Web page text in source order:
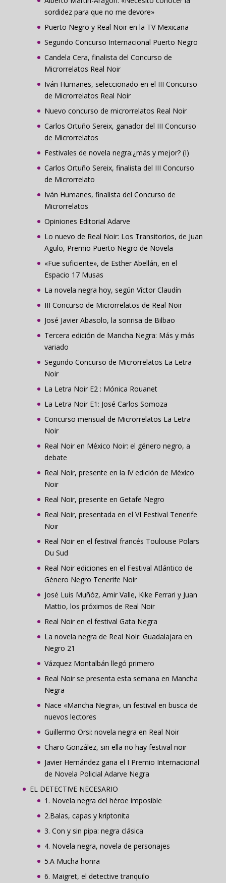
sordidez para que no me devore»
Puerto Negro y Real Noir en la TV Mexicana
Segundo Concurso Internacional Puerto Negro
Candela Cera, finalista del Concurso de
Microrrelatos Real Noir
Iván Humanes, seleccionado en el III Concurso
de Microrrelatos Real Noir
Nuevo concurso de microrrelatos Real Noir
Carlos Ortuño Sereix, ganador del III Concurso
de Microrrelatos
Festivales de novela negra:¿más y mejor? (I)
Carlos Ortuño Sereix, finalista del III Concurso
de Microrrelato
Iván Humanes, finalista del Concurso de
Microrrelatos
Opiniones Editorial Adarve
Lo nuevo de Real Noir: Los Transitorios, de Juan
Agulo, Premio Puerto Negro de Novela
«Fue suficiente», de Esther Abellán, en el
Espacio 17 Musas
La novela negra hoy, según Víctor Claudín
III Concurso de Microrrelatos de Real Noir
José Javier Abasolo, la sonrisa de Bilbao
Tercera edición de Mancha Negra: Más y más
variado
Segundo Concurso de Microrrelatos La Letra
Noir
La Letra Noir E2 : Mónica Rouanet
La Letra Noir E1: José Carlos Somoza
Concurso mensual de Microrrelatos La Letra
Noir
Real Noir en México Noir: el género negro, a
debate
Real Noir, presente en la IV edición de México
Noir
Real Noir, presente en Getafe Negro
Real Noir, presentada en el VI Festival Tenerife
Noir
Real Noir en el festival francés Toulouse Polars
Du Sud
Real Noir ediciones en el Festival Atlántico de
Género Negro Tenerife Noir
José Luis Muñóz, Amir Valle, Kike Ferrari y Juan
Mattio, los próximos de Real Noir
Real Noir en el festival Gata Negra
La novela negra de Real Noir: Guadalajara en
Negro 21
Vázquez Montalbán llegó primero
Real Noir se presenta esta semana en Mancha
Negra
Nace «Mancha Negra», un festival en busca de
nuevos lectores
Guillermo Orsi: novela negra en Real Noir
Charo González, sin ella no hay festival noir
Javier Hernández gana el I Premio Internacional
de Novela Policial Adarve Negra
EL DETECTIVE NECESARIO
1. Novela negra del héroe imposible
2.Balas, capas y kriptonita
3. Con y sin pipa: negra clásica
4. Novela negra, novela de personajes
5.A Mucha honra
6. Maigret, el detective tranquilo